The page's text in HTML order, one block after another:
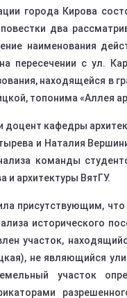
города Кирова
два
наименования
пересечении с ул.
находящейся в
топонима «Аллея
кафедры
и Наталия
команды
и архитектуры ВятГУ.
присутствующим,
исторического
участок,
не являющийся
участок